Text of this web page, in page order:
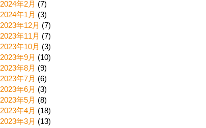
2024年2月 (7)
2024年1月 (3)
2023年12月 (7)
2023年11月 (7)
2023年10月 (3)
2023年9月 (10)
2023年8月 (9)
2023年7月 (6)
2023年6月 (3)
2023年5月 (8)
2023年4月 (18)
2023年3月 (13)